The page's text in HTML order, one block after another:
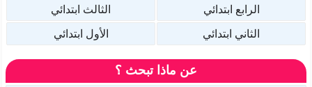
الرابع ابتدائي
الثالث ابتدائي
الثاني ابتدائي
الأول ابتدائي
عن ماذا تبحث ؟